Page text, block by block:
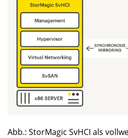
Abb.: StorMagic SvHCI als